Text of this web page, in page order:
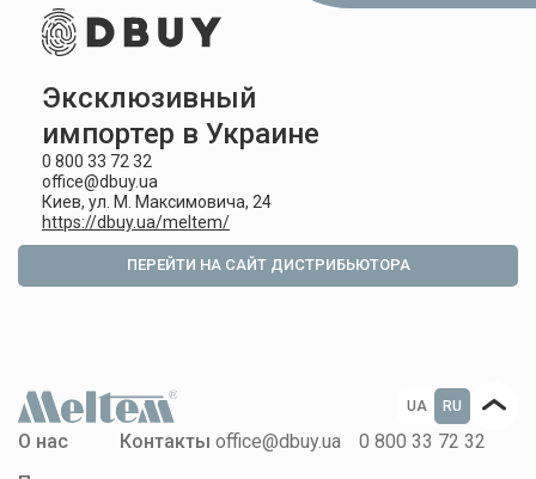
Эксклюзивный
импортер в Украине
0 800 33 72 32
office@dbuy.ua
Киев, ул. М. Максимовича, 24
https://dbuy.ua/meltem/
ПЕРЕЙТИ НА САЙТ ДИСТРИБЬЮТОРА
О нас
Контакты 0 800 33 72 32
office@dbuy.ua
UA RU